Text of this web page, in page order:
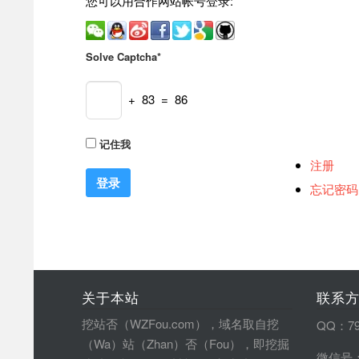
Solve Captcha*
+ 83 = 86
记住我
注册
忘记密码
关于本站
挖站否（WZFou.com），域名取自挖
（Wa）站（Zhan）否（Fou），即挖掘
联系
QQ：